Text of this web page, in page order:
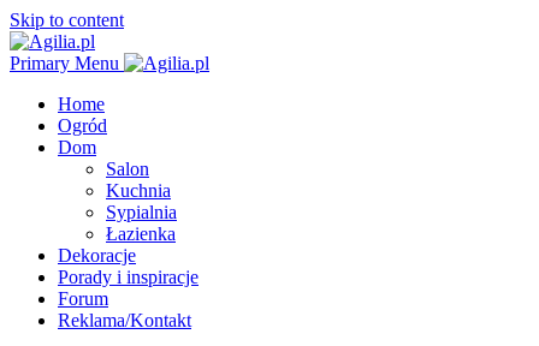
Skip to content
Primary Menu
Home
Ogród
Dom
Salon
Kuchnia
Sypialnia
Łazienka
Dekoracje
Porady i inspiracje
Forum
Reklama/Kontakt